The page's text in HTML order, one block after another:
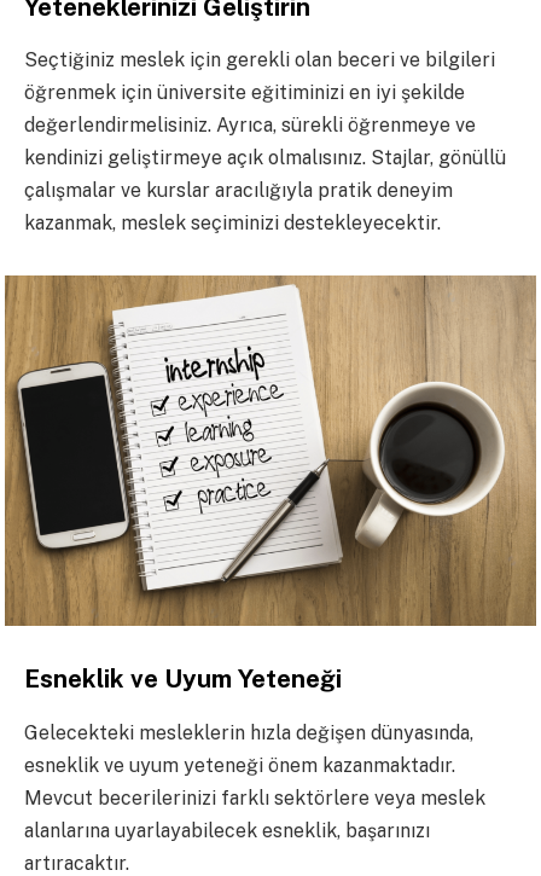
Yeteneklerinizi Geliştirin
Seçtiğiniz meslek için gerekli olan beceri ve bilgileri
öğrenmek için üniversite eğitiminizi en iyi şekilde
değerlendirmelisiniz. Ayrıca, sürekli öğrenmeye ve
kendinizi geliştirmeye açık olmalısınız. Stajlar, gönüllü
çalışmalar ve kurslar aracılığıyla pratik deneyim
kazanmak, meslek seçiminizi destekleyecektir.
Esneklik ve Uyum Yeteneği
Gelecekteki mesleklerin hızla değişen dünyasında,
esneklik ve uyum yeteneği önem kazanmaktadır.
Mevcut becerilerinizi farklı sektörlere veya meslek
alanlarına uyarlayabilecek esneklik, başarınızı
artıracaktır.